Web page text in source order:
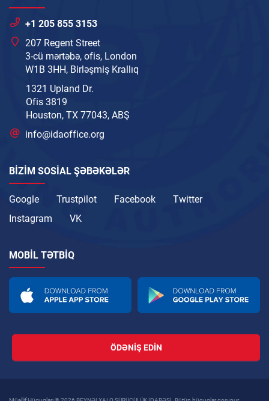
+1 205 855 3153
207 Regent Street
3-cü mərtəbə, ofis, London
W1B 3HH, Birləşmiş Krallıq
1321 Upland Dr.
Ofis 3819
Houston, TX 77043, ABŞ
info@idaoffice.org
BIZIM SOSIAL ŞƏBƏKƏLƏR
Google Trustpilot Facebook
Twitter
Instagram
VK
MOBIL TƏTBIQ
ÖDƏNIŞ EDIN